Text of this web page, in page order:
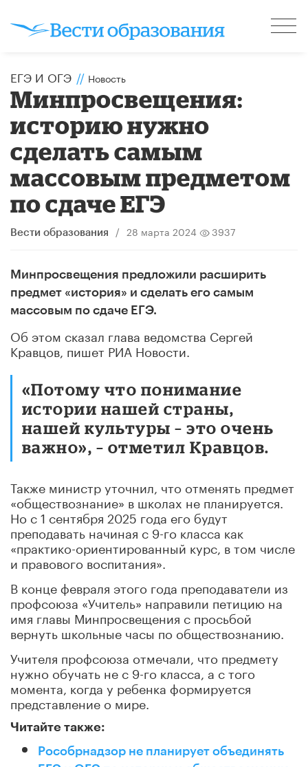
ЕГЭ И ОГЭ // Новость
Минпросвещения:
историю нужно
сделать самым
массовым предметом
по сдаче ЕГЭ
Вести образования / 28 марта 2024 3937
Минпросвещения предложили расширить
предмет «история» и сделать его самым
массовым по сдаче ЕГЭ.
Об этом сказал глава ведомства Сергей
Кравцов, пишет РИА Новости.
«Потому что понимание
истории нашей страны,
нашей культуры – это очень
важно», – отметил Кравцов.
Также министр уточнил, что отменять предмет
«обществознание» в школах не планируется.
Но с 1 сентября 2025 года его будут
преподавать начиная с 9-го класса как
«практико-ориентированный курс, в том числе
и правового воспитания».
В конце февраля этого года преподаватели из
профсоюза «Учитель» направили петицию на
имя главы Минпросвещения с просьбой
вернуть школьные часы по обществознанию.
Учителя профсоюза отмечали, что предмету
нужно обучать не с 9-го класса, а с того
момента, когда у ребенка формируется
представление о мире.
Читайте также:
Рособрнадзор не планирует объединять